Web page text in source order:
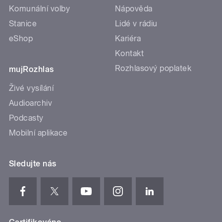
Komunální volby
Stanice
eShop
mujRozhlas
Živé vysílání
Audioarchiv
Podcasty
Mobilní aplikace
Nápověda
Lidé v rádiu
Kariéra
Kontakt
Rozhlasový poplatek
Sledujte nás